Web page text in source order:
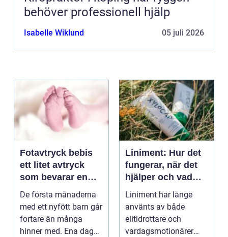
behöver professionell hjälp
Isabelle Wiklund 05 juli 2026
Fotavtryck bebis
ett litet avtryck
som bevarar en
stor stund
De första månaderna
med ett nyfött barn går
fortare än många
hinner med. Ena dagen
Liniment: Hur det
fungerar, när det
hjälper och vad
man bör tänka på
Liniment har länge
använts av både
elitidrottare och
vardagsmotionärer